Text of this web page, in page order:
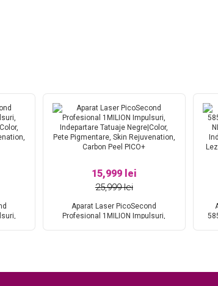
15,999 lei
25,999 lei
Aparat Laser PicoSecond
Profesional 1MILION Impulsuri,